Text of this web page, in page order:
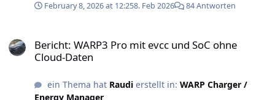
February 8, 2026 at 12:258. Feb 2026 84 Antworten
Bericht: WARP3 Pro mit evcc und SoC ohne
Cloud-Daten
ein Thema hat Raudierstellt in: WARP Charger /
Energy Manager